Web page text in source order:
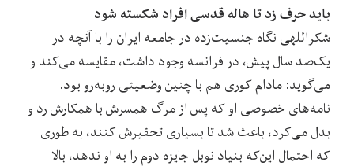
باید حرف زد تا هاله قدسی افراد شکسته شود
شکراللهی نگاه جنسیت‌زده در جامعه ایران را با آنچه در
یک‌صد سال پیش، در فرانسه وجود داشت، مقایسه می‌کند و
می‌گوید: مادام کوری هم با چنین وضعیتی روبه‌رو بود.
نامه‌های خصوصی او که پس از مرگ همسرش با همکارش رد و
بدل می‌کرد، باعث شد تا بسیاری تحقیرش کنند، به طوری
که احتمال این‌که بنیاد نوبل جایزه دوم را به او ندهد، بالا